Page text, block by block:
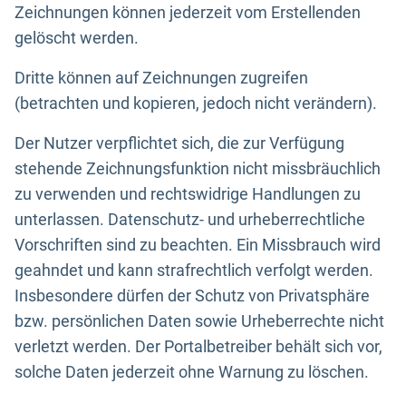
Zeichnungen können jederzeit vom Erstellenden
gelöscht werden.
Dritte können auf Zeichnungen zugreifen
(betrachten und kopieren, jedoch nicht verändern).
Der Nutzer verpflichtet sich, die zur Verfügung
stehende Zeichnungsfunktion nicht missbräuchlich
zu verwenden und rechtswidrige Handlungen zu
unterlassen. Datenschutz- und urheberrechtliche
Vorschriften sind zu beachten. Ein Missbrauch wird
geahndet und kann strafrechtlich verfolgt werden.
Insbesondere dürfen der Schutz von Privatsphäre
bzw. persönlichen Daten sowie Urheberrechte nicht
verletzt werden. Der Portalbetreiber behält sich vor,
solche Daten jederzeit ohne Warnung zu löschen.